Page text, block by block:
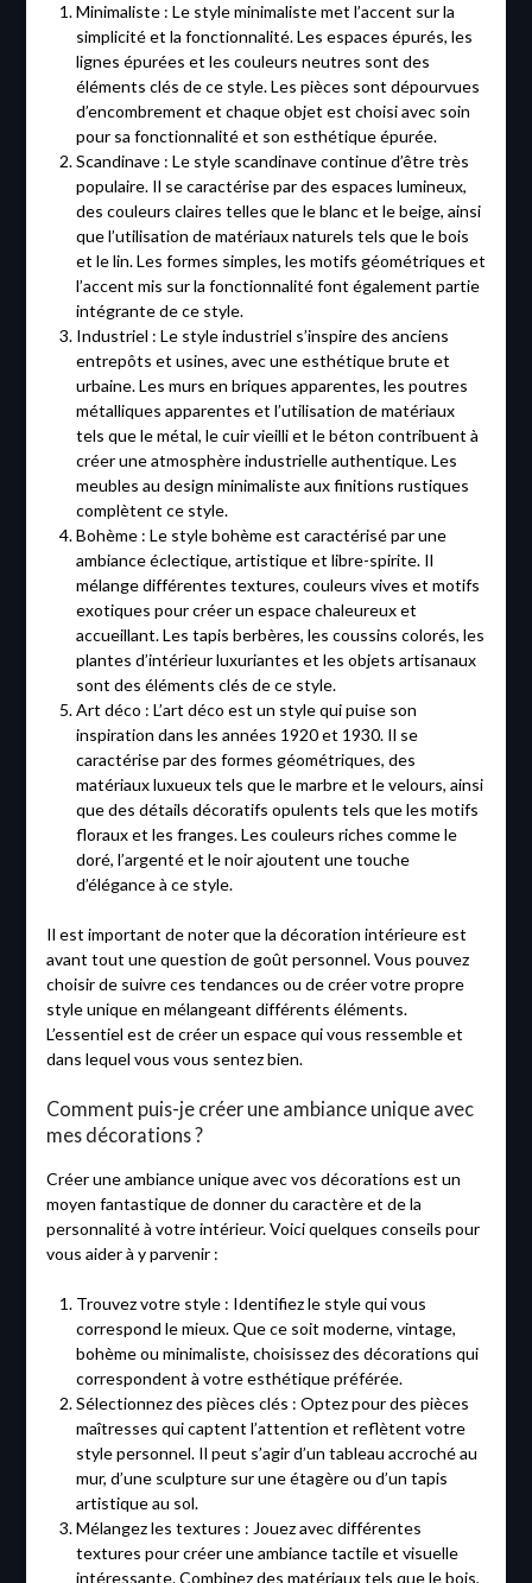
Minimaliste : Le style minimaliste met l’accent sur la
simplicité et la fonctionnalité. Les espaces épurés, les
lignes épurées et les couleurs neutres sont des
éléments clés de ce style. Les pièces sont dépourvues
d’encombrement et chaque objet est choisi avec soin
pour sa fonctionnalité et son esthétique épurée.
Scandinave : Le style scandinave continue d’être très
populaire. Il se caractérise par des espaces lumineux,
des couleurs claires telles que le blanc et le beige, ainsi
que l’utilisation de matériaux naturels tels que le bois
et le lin. Les formes simples, les motifs géométriques et
l’accent mis sur la fonctionnalité font également partie
intégrante de ce style.
Industriel : Le style industriel s’inspire des anciens
entrepôts et usines, avec une esthétique brute et
urbaine. Les murs en briques apparentes, les poutres
métalliques apparentes et l’utilisation de matériaux
tels que le métal, le cuir vieilli et le béton contribuent à
créer une atmosphère industrielle authentique. Les
meubles au design minimaliste aux finitions rustiques
complètent ce style.
Bohème : Le style bohème est caractérisé par une
ambiance éclectique, artistique et libre-spirite. Il
mélange différentes textures, couleurs vives et motifs
exotiques pour créer un espace chaleureux et
accueillant. Les tapis berbères, les coussins colorés, les
plantes d’intérieur luxuriantes et les objets artisanaux
sont des éléments clés de ce style.
Art déco : L’art déco est un style qui puise son
inspiration dans les années 1920 et 1930. Il se
caractérise par des formes géométriques, des
matériaux luxueux tels que le marbre et le velours, ainsi
que des détails décoratifs opulents tels que les motifs
floraux et les franges. Les couleurs riches comme le
doré, l’argenté et le noir ajoutent une touche
d’élégance à ce style.
Il est important de noter que la décoration intérieure est
avant tout une question de goût personnel. Vous pouvez
choisir de suivre ces tendances ou de créer votre propre
style unique en mélangeant différents éléments.
L’essentiel est de créer un espace qui vous ressemble et
dans lequel vous vous sentez bien.
Comment puis-je créer une ambiance unique avec
mes décorations ?
Créer une ambiance unique avec vos décorations est un
moyen fantastique de donner du caractère et de la
personnalité à votre intérieur. Voici quelques conseils pour
vous aider à y parvenir :
Trouvez votre style : Identifiez le style qui vous
correspond le mieux. Que ce soit moderne, vintage,
bohème ou minimaliste, choisissez des décorations qui
correspondent à votre esthétique préférée.
Sélectionnez des pièces clés : Optez pour des pièces
maîtresses qui captent l’attention et reflètent votre
style personnel. Il peut s’agir d’un tableau accroché au
mur, d’une sculpture sur une étagère ou d’un tapis
artistique au sol.
Mélangez les textures : Jouez avec différentes
textures pour créer une ambiance tactile et visuelle
intéressante. Combinez des matériaux tels que le bois,